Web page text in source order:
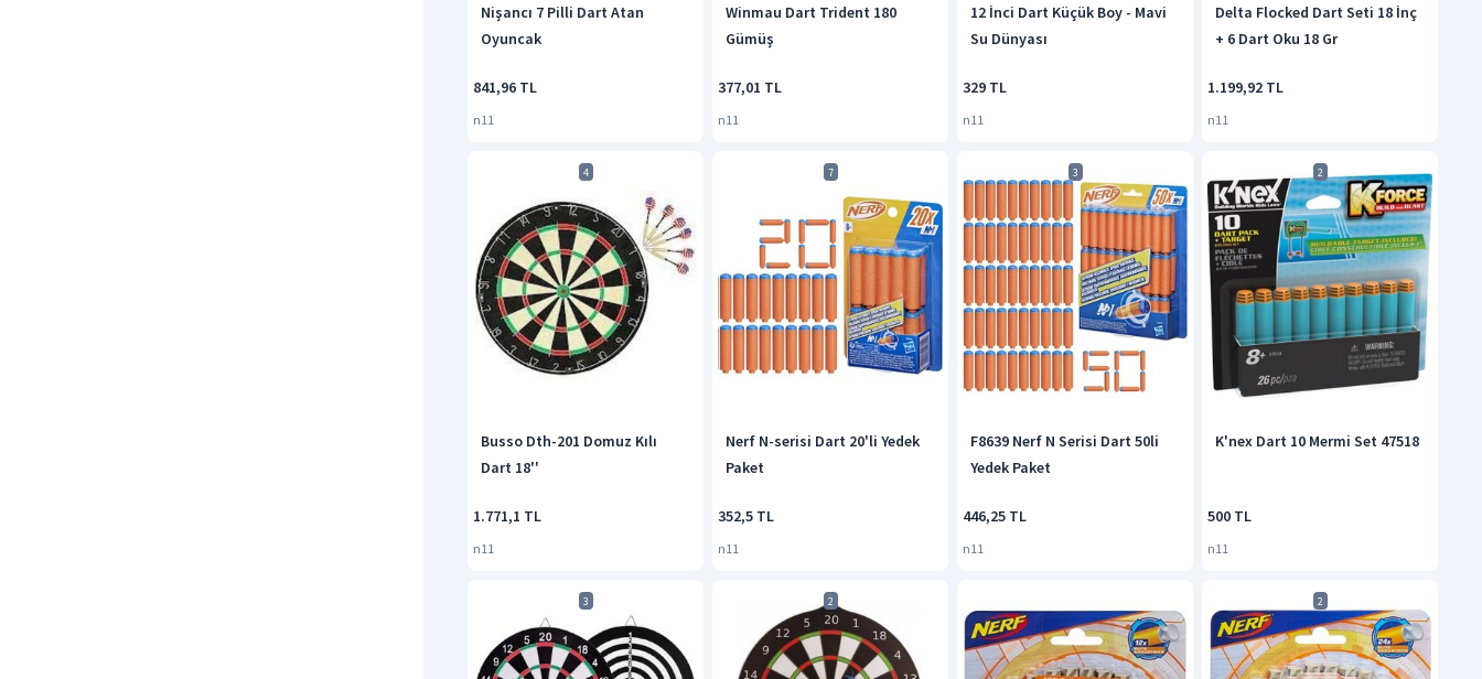
Nişancı 7 Pilli Dart Atan
Oyuncak
841,96 TL
n11
Winmau Dart Trident 180
Gümüş
377,01 TL
n11
12 İnci Dart Küçük Boy - Mavi
Su Dünyası
329 TL
n11
Delta Flocked Dart Seti 18 İnç
+ 6 Dart Oku 18 Gr
1.199,92 TL
n11
4
Busso Dth-201 Domuz Kılı
Dart 18''
1.771,1 TL
n11
7
Nerf N-serisi Dart 20'li Yedek
Paket
352,5 TL
n11
3
F8639 Nerf N Serisi Dart 50li
Yedek Paket
446,25 TL
n11
2
K'nex Dart 10 Mermi Set 47518
500 TL
n11
3 2 2